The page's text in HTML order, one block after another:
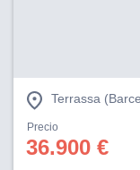
Terrassa
Precio
36.900 €